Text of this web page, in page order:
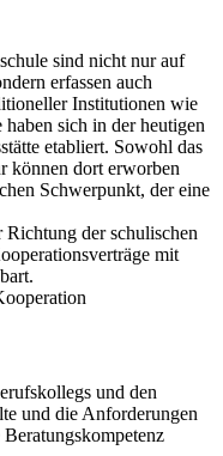
sind nicht nur auf
erfassen auch
Institutionen wie
sich in der heutigen
etabliert. Sowohl das
können dort erworben
Schwerpunkt, der eine
der schulischen
mit
und den
und die Anforderungen